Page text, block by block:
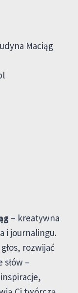
Maciąg
– kreatywna
i journalingu.
rozwijać
słów –